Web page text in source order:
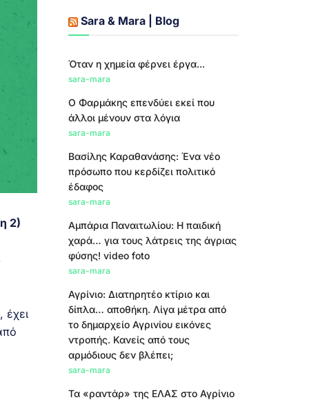
2)
, έχει
Sara & Mara | Blog
Όταν η χημεία φέρνει έργα...
sara-mara
Ο Φαρμάκης επενδύει εκεί που
άλλοι μένουν στα λόγια
sara-mara
Βασίλης Καραθανάσης: Ένα νέο
πρόσωπο που κερδίζει πολιτικό
έδαφος
sara-mara
Αμπάρια Παναιτωλίου: Η παιδική
χαρά… για τους λάτρεις της άγριας
φύσης! video foto
sara-mara
Αγρίνιο: Διατηρητέο κτίριο και
δίπλα… αποθήκη. Λίγα μέτρα από
το δημαρχείο Αγρινίου εικόνες
ντροπής. Κανείς από τους
αρμόδιους δεν βλέπει;
sara-mara
Τα «ραντάρ» της ΕΛΑΣ στο Αγρίνιο